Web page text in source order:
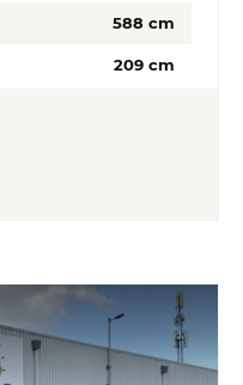
588 cm
209 cm